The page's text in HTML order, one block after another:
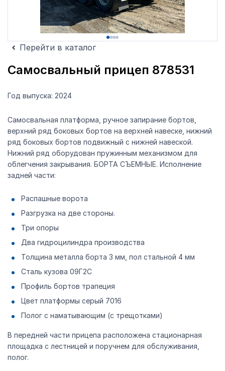
Перейти в каталог
Самосвальный прицеп 878531
Год выпуска: 2024
Самосвальная платформа, ручное запирание бортов,
верхний ряд боковых бортов на верхней навеске, нижний
ряд боковых бортов подвижный с нижней навеской.
Нижний ряд оборудован пружинным механизмом для
облегчения закрывания. БОРТА СЪЕМНЫЕ. Исполнение
задней части:
Распашные ворота
Разгрузка на две стороны.
Три опоры
Два гидроцилиндра производства
Толщина металла борта 3 мм, пол стальной 4 мм
Сталь кузова 09Г2С
Профиль бортов трапеция
Цвет платформы серый 7016
Полог с наматывающим (с трещотками)
В передней части прицепа расположена стационарная
площадка с лестницей и поручнем для обслуживания,
полог.